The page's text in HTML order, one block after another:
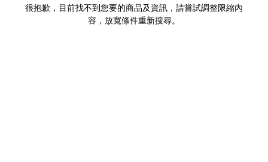
很抱歉，目前找不到您要的商品及資訊，請嘗試調整限縮內
容，放寬條件重新搜尋。